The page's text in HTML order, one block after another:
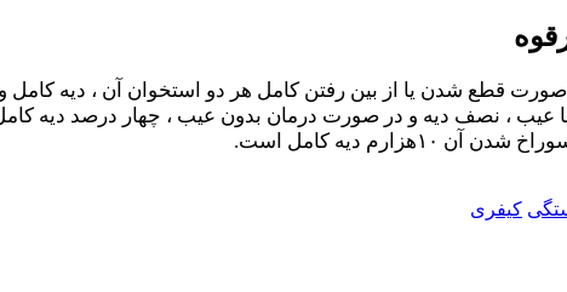
اسلامی مصوب ۱۳۹۲ دیه استخوان ترقوه، در صورت قطع شدن یا از بین رفتن کامل هر دو
، نصف دیه و در صورت درمان بدون عیب ، چهار درصد دیه
کیفری